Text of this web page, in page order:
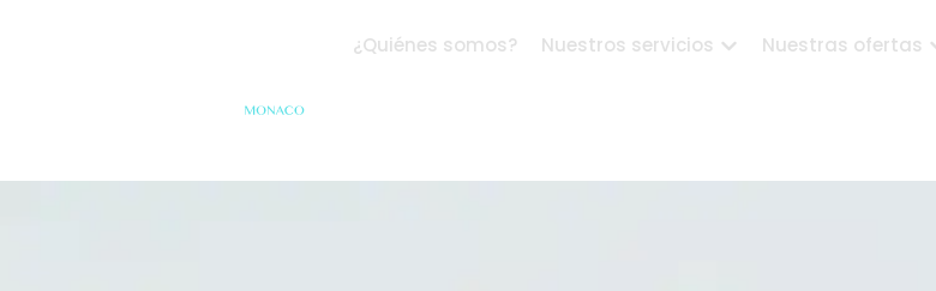
¿Quiénes somos? Nuestros servicios Nuestras ofertas